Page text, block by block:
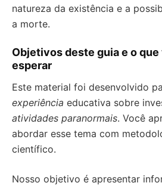
natureza da existência e a
a morte.
Objetivos deste guia e o
esperar
Este material foi desenvolvido
experiência educativa sobre
atividades paranormais. Você
abordar esse tema com
científico.
Nosso objetivo é apresentar